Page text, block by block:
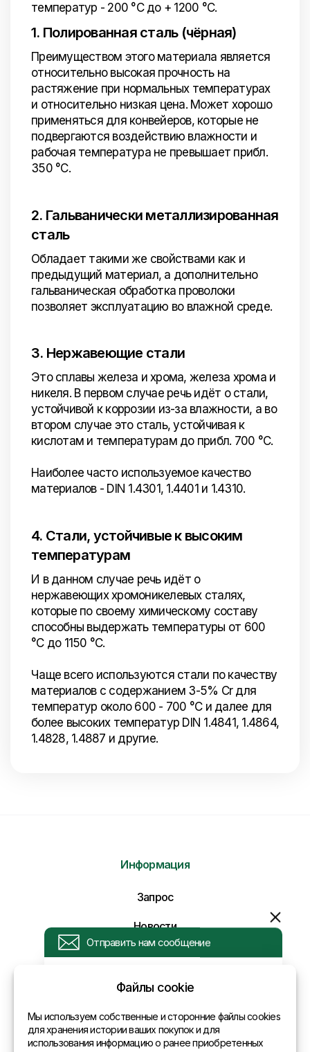
температур - 200 °C до + 1200 °C.
1. Полированная сталь (чёрная)
Преимуществом этого материала является
относительно высокая прочность на
растяжение при нормальных температурах
и относительно низкая цена. Может хорошо
применяться для конвейеров, которые не
подвергаются воздействию влажности и
рабочая температура не превышает прибл.
350 °C.
2. Гальванически металлизированная
сталь
Обладает такими же свойствами как и
предыдущий материал, а дополнительно
гальваническая обработка проволоки
позволяет эксплуатацию во влажной среде.
3. Нержавеющие стали
Это сплавы железа и хрома, железа хрома и
никеля. В первом случае речь идёт о стали,
устойчивой к коррозии из-за влажности, а во
втором случае это сталь, устойчивая к
кислотам и температурам до прибл. 700 °C.
Наиболее часто используемое качество
материалов - DIN 1.4301, 1.4401 и 1.4310.
4. Стали, устойчивые к высоким
температурам
И в данном случае речь идёт о
нержавеющих хромоникелевых сталях,
которые по своему химическому составу
способны выдержать температуры от 600
°C до 1150 °C.
Чаще всего используются стали по качеству
материалов с содержанием 3-5% Cr для
температур около 600 - 700 °C и далее для
более высоких температур DIN 1.4841, 1.4864,
1.4828, 1.4887 и другие.
Отправить нам сообщение
Напишите нам ваше сообщение и мы ответим
Информация
Запрос
Новости
Оплата и доставка
Политика конфиденциальности
Контакты
Общая информация
Файлы cookie
Мы используем собственные и сторонние файлы cookies
для хранения истории ваших покупок и для
использования информацию о ранее приобретенных